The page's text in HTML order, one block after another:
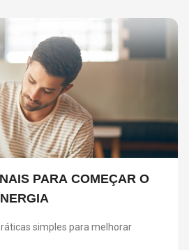
PARA COMEÇAR O
simples para melhorar